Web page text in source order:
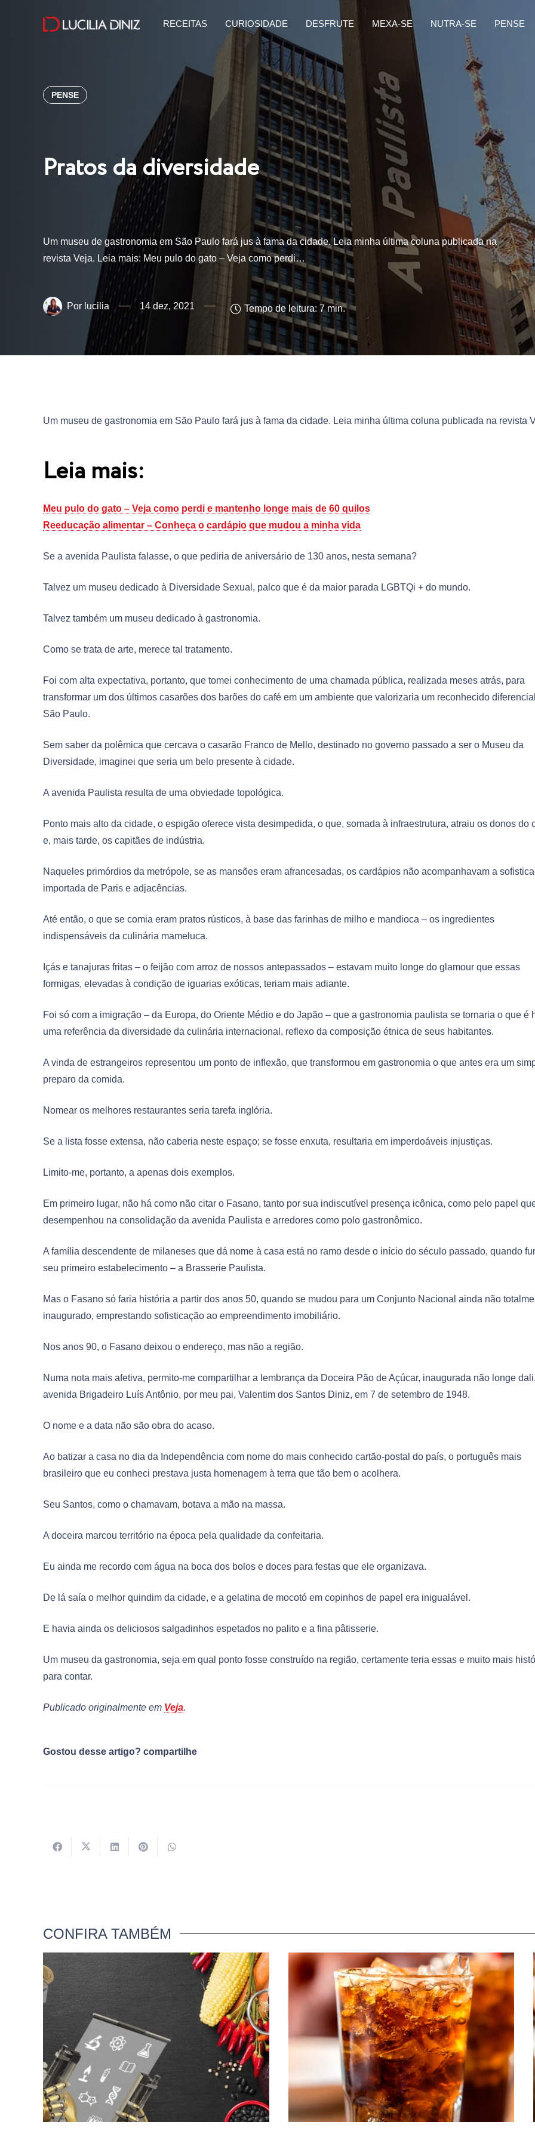
RECEITAS CURIOSIDADE DESFRUTE MEXA-SE NUTRA-SE PENSE
PENSE
Pratos da diversidade
Um museu de gastronomia em São Paulo fará jus à fama da cidade. Leia minha última coluna publicada na
revista Veja. Leia mais: Meu pulo do gato – Veja como perdi…
lucilia 14 dez, 2021 Tempo de leitura: 7 min.
Um museu de gastronomia em São Paulo fará jus à fama da cidade. Leia minha última coluna publicada na revista
Leia mais:
Meu pulo do gato – Veja como perdi e mantenho longe mais de 60 quilos
Reeducação alimentar – Conheça o cardápio que mudou a minha vida
Se a avenida Paulista falasse, o que pediria de aniversário de 130 anos, nesta semana?
Talvez um museu dedicado à Diversidade Sexual, palco que é da maior parada LGBTQi + do mundo.
Talvez também um museu dedicado à gastronomia.
Como se trata de arte, merece tal tratamento.
Foi com alta expectativa, portanto, que tomei conhecimento de uma chamada pública, realizada meses atrás, para
transformar um dos últimos casarões dos barões do café em um ambiente que valorizaria um reconhecido
São Paulo.
Sem saber da polêmica que cercava o casarão Franco de Mello, destinado no governo passado a ser o Museu da
Diversidade, imaginei que seria um belo presente à cidade.
​A avenida Paulista resulta de uma obviedade topológica.
Ponto mais alto da cidade, o espigão oferece vista desimpedida, o que, somada à infraestrutura, atraiu os donos do
e, mais tarde, os capitães de indústria.
Naqueles primórdios da metrópole, se as mansões eram afrancesadas, os cardápios não acompanhavam a
importada de Paris e adjacências.
Até então, o que se comia eram pratos rústicos, à base das farinhas de milho e mandioca – os ingredientes
indispensáveis da culinária mameluca.
Içás e tanajuras fritas – o feijão com arroz de nossos antepassados – estavam muito longe do glamour que essas
formigas, elevadas à condição de iguarias exóticas, teriam mais adiante.
Foi só com a imigração – da Europa, do Oriente Médio e do Japão – que a gastronomia paulista se tornaria o que é
uma referência da diversidade da culinária internacional, reflexo da composição étnica de seus habitantes.
A vinda de estrangeiros representou um ponto de inflexão, que transformou em gastronomia o que antes era um
preparo da comida.
Nomear os melhores restaurantes seria tarefa inglória.
Se a lista fosse extensa, não caberia neste espaço; se fosse enxuta, resultaria em imperdoáveis injustiças.
Limito-me, portanto, a apenas dois exemplos.
Em primeiro lugar, não há como não citar o Fasano, tanto por sua indiscutível presença icônica, como pelo papel
desempenhou na consolidação da avenida Paulista e arredores como polo gastronômico.
A família descendente de milaneses que dá nome à casa está no ramo desde o início do século passado, quando
seu primeiro estabelecimento – a Brasserie Paulista.
Mas o Fasano só faria história a partir dos anos 50, quando se mudou para um Conjunto Nacional ainda não
inaugurado, emprestando sofisticação ao empreendimento imobiliário.
Nos anos 90, o Fasano deixou o endereço, mas não a região.
Numa nota mais afetiva, permito-me compartilhar a lembrança da Doceira Pão de Açúcar, inaugurada não longe
avenida Brigadeiro Luís Antônio, por meu pai, Valentim dos Santos Diniz, em 7 de setembro de 1948.
O nome e a data não são obra do acaso.
Ao batizar a casa no dia da Independência com nome do mais conhecido cartão-postal do país, o português mais
brasileiro que eu conheci prestava justa homenagem à terra que tão bem o acolhera.
Seu Santos, como o chamavam, botava a mão na massa.
A doceira marcou território na época pela qualidade da confeitaria.
Eu ainda me recordo com água na boca dos bolos e doces para festas que ele organizava.
De lá saía o melhor quindim da cidade, e a gelatina de mocotó em copinhos de papel era inigualável.
E havia ainda os deliciosos salgadinhos espetados no palito e a fina pâtisserie.
Um museu da gastronomia, seja em qual ponto fosse construído na região, certamente teria essas e muito mais
para contar.
Publicado originalmente em Veja.
Gostou desse artigo? compartilhe
CONFIRA TAMBÉM